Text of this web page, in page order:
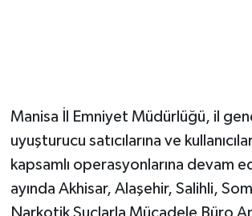
Manisa İl Emniyet Müdürlüğü, il
uyuşturucu satıcılarına ve
kapsamlı operasyonlarına devam
ayında Akhisar, Alaşehir, Salihli,